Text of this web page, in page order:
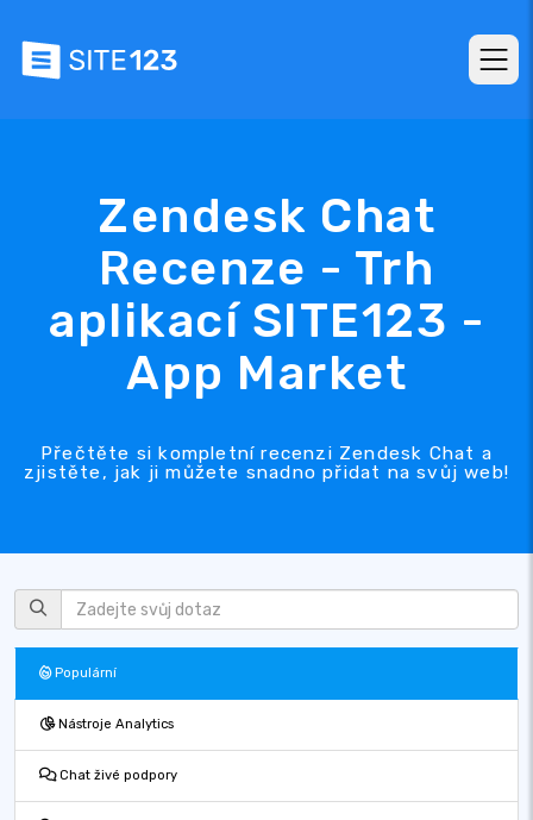
Zendesk Chat
Recenze - Trh
aplikací SITE123 -
App Market
Přečtěte si kompletní recenzi Zendesk Chat a
zjistěte, jak ji můžete snadno přidat na svůj web!
Populární
Nástroje Analytics
Chat živé podpory